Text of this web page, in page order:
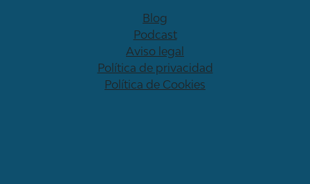
Blog
Podcast
Aviso legal
Política de privacidad
Política de Cookies